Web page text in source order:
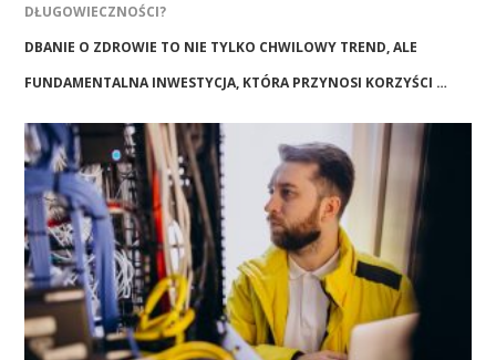
DŁUGOWIECZNOŚCI?
DBANIE O ZDROWIE TO NIE TYLKO CHWILOWY TREND, ALE
FUNDAMENTALNA INWESTYCJA, KTÓRA PRZYNOSI KORZYŚCI …